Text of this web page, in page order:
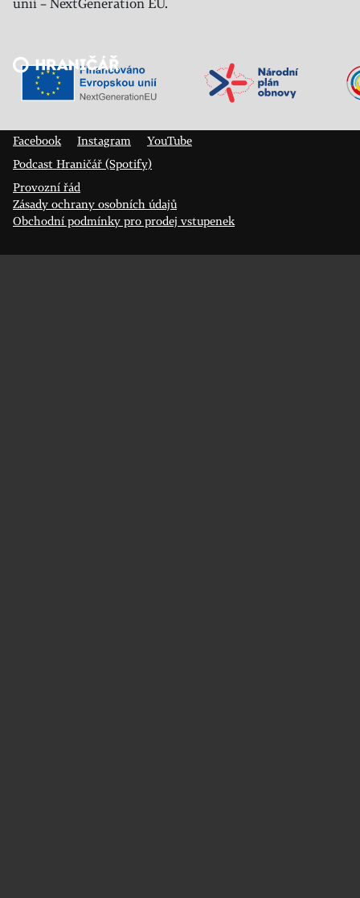
Veřejný sál Hraničář, spolek
Facebook
Instagram
YouTube
Podcast Hraničář (Spotify)
Provozní řád
Zásady ochrany osobních údajů
Obchodní podmínky pro prodej vstupenek